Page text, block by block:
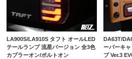
LA900S/LA910S タフト オールLED
テールランプ 流星バージョン 全3色
カプラーオン/ボルトオン
DA63T/
ーパーキ
プ Ver.3